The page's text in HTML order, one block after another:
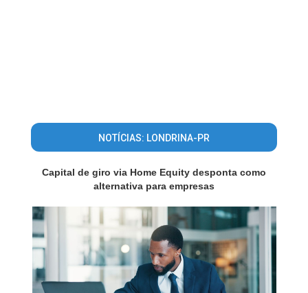
NOTÍCIAS: LONDRINA-PR
Capital de giro via Home Equity desponta como
alternativa para empresas